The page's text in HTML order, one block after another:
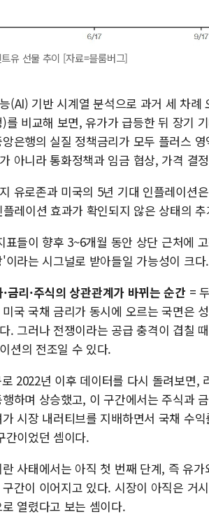
유 선물 추이 [자료=블룸버그]
(AI) 기반 시계열 분석으로 과거 세 차
를 비교해 보면, 유가가 급등한 뒤 장기
은행의 실질 정책금리가 모두 플러스
아니라 통화정책과 임금 협상, 가격 결
유로존과 미국의 5년 기대 인플레이션
레이션 효과가 확인되지 않은 상태의
표들이 향후 3~6개월 동안 상단 근처에
이라는 시그널로 받아들일 가능성이 크다.
금리·주식의 상관관계가 바뀌는 순간 =
국 국채 금리가 동시에 오르는 국면은
. 그러나 전쟁이라는 공급 충격이 겹칠
션의 전조일 수 있다.
2022년 이후 데이터를 다시 돌려보면,
하며 상승했고, 이 구간에서는 주식과
시장 내러티브를 지배하면서 국채 수
간이었던 셈이다.
사태에서는 아직 첫 번째 단계, 즉 유
간이 이어지고 있다. 시장이 아직은 거
열렸다고 보는 셈이다.